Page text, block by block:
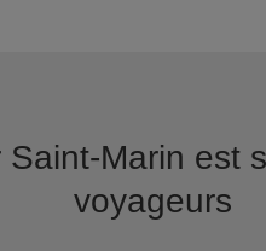
Marin est
voyageurs